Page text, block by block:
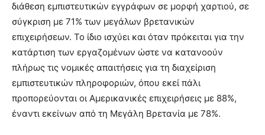
διάθεση εμπιστευτικών εγγράφων σε μορφή χαρτιού, σε
σύγκριση με 71% των μεγάλων βρετανικών
επιχειρήσεων. Το ίδιο ισχύει και όταν πρόκειται για την
κατάρτιση των εργαζομένων ώστε να κατανοούν
πλήρως τις νομικές απαιτήσεις για τη διαχείριση
εμπιστευτικών πληροφοριών, όπου εκεί πάλι
προπορεύονται οι Αμερικανικές επιχειρήσεις με 88%,
έναντι εκείνων από τη Μεγάλη Βρετανία με 78%.